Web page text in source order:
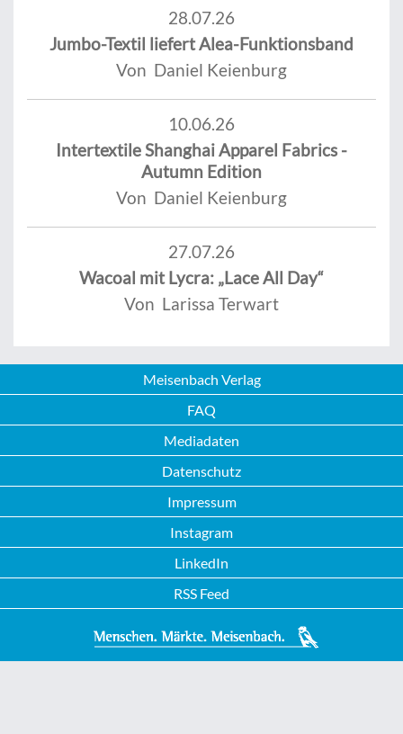
28.07.26
Jumbo-Textil liefert Alea-Funktionsband
Von Daniel Keienburg
10.06.26
Intertextile Shanghai Apparel Fabrics -
Autumn Edition
Von Daniel Keienburg
27.07.26
Wacoal mit Lycra: „Lace All Day“
Von Larissa Terwart
Meisenbach Verlag
FAQ
Mediadaten
Datenschutz
Impressum
Instagram
LinkedIn
RSS Feed